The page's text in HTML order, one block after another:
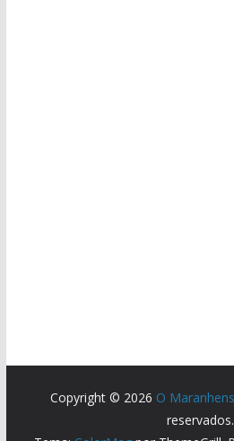
Copyright © 2026 O
reservados.